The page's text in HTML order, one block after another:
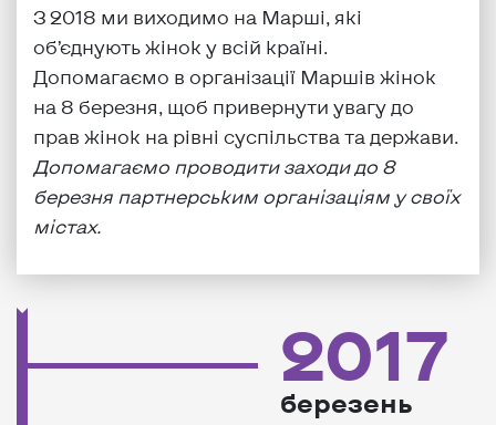
З 2018 ми виходимо на Марші, які
об’єднують жінок у всій країні.
Допомагаємо в організації Маршів жінок
на 8 березня, щоб привернути увагу до
прав жінок на рівні суспільства та держави.
Допомагаємо проводити заходи до 8
березня партнерським організаціям у своїх
містах.
2017
березень